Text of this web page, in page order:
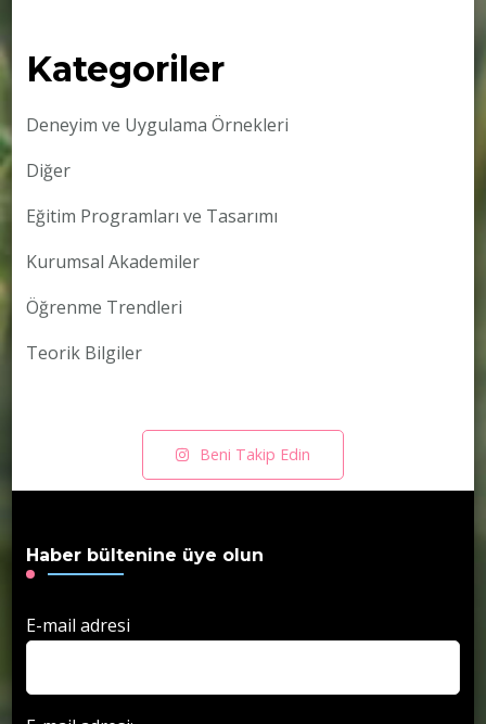
Kategoriler
Deneyim ve Uygulama Örnekleri
Diğer
Eğitim Programları ve Tasarımı
Kurumsal Akademiler
Öğrenme Trendleri
Teorik Bilgiler
Beni Takip Edin
Haber bültenine üye olun
E-mail adresi